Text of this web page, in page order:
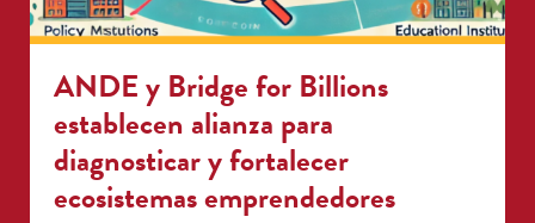
ANDE y Bridge for Billions
establecen alianza para
diagnosticar y fortalecer
ecosistemas emprendedores